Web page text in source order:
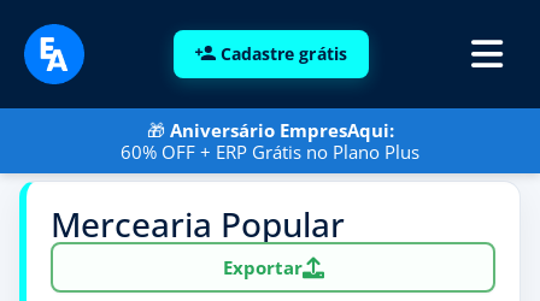
Cadastre grátis
🎁 Aniversário EmpresAqui:
60% OFF + ERP Grátis no Plano Plus
Mercearia Popular
Exportar